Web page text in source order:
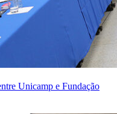
Unicamp e Fundação